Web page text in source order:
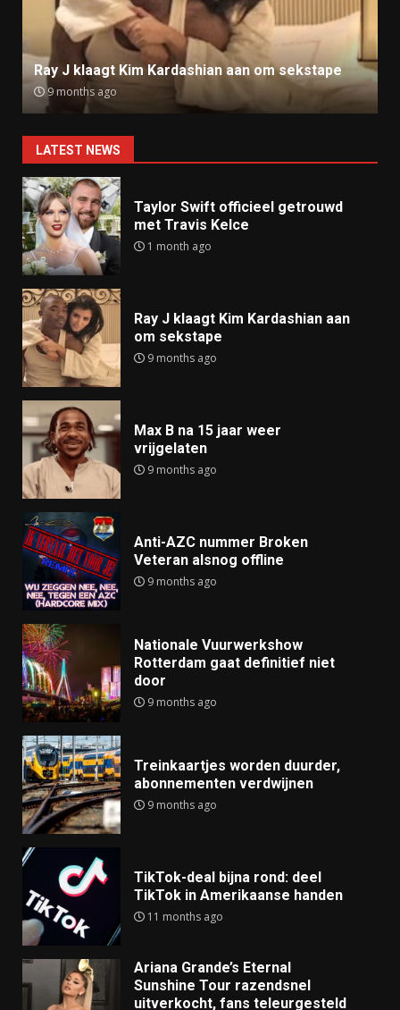
Ray J klaagt Kim Kardashian aan om sekstape
9 months ago
LATEST NEWS
Taylor Swift officieel getrouwd
met Travis Kelce
1 month ago
Ray J klaagt Kim Kardashian aan
om sekstape
9 months ago
Max B na 15 jaar weer
vrijgelaten
9 months ago
Anti-AZC nummer Broken
Veteran alsnog offline
9 months ago
Nationale Vuurwerkshow
Rotterdam gaat definitief niet
door
9 months ago
Treinkaartjes worden duurder,
abonnementen verdwijnen
9 months ago
TikTok-deal bijna rond: deel
TikTok in Amerikaanse handen
11 months ago
Ariana Grande’s Eternal
Sunshine Tour razendsnel
uitverkocht, fans teleurgesteld